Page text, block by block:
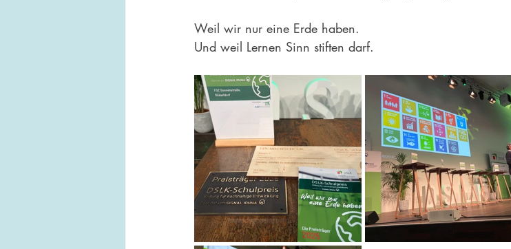
Weil wir nur eine Erde haben.
Und weil Lernen Sinn stiften darf.